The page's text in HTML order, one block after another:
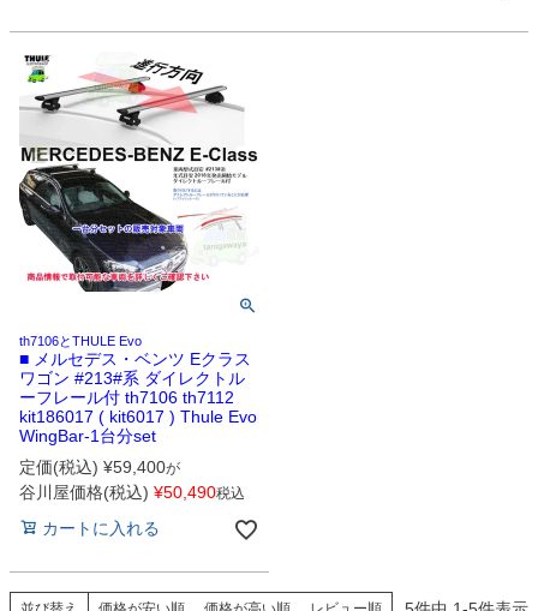
th7106とTHULE Evo
■ メルセデス・ベンツ Eクラス
ワゴン #213#系 ダイレクトル
ーフレール付 th7106 th7112
kit186017 ( kit6017 ) Thule Evo
WingBar-1台分set
定価(税込) ¥59,400が
谷川屋価格(税込) ¥50,490税込
カートに入れる